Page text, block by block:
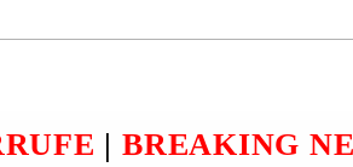
NGA
| BREAKING